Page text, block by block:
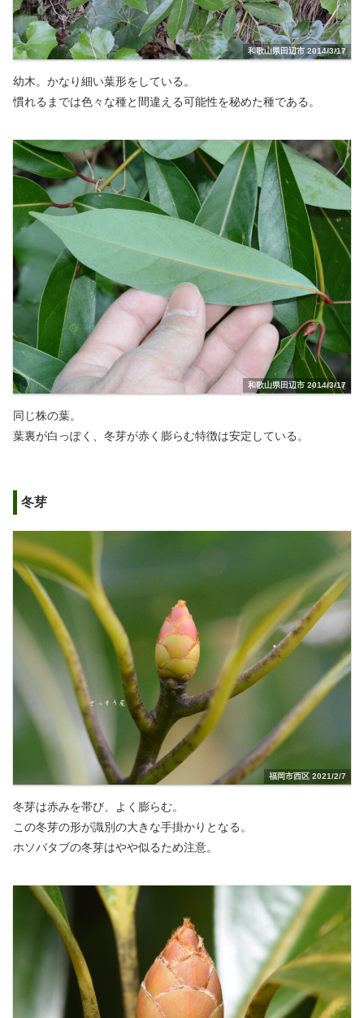
和歌山県田辺市 2014/3/17
幼木。かなり細い葉形をしている。
慣れるまでは色々な種と間違える可能性を秘めた種である。
和歌山県田辺市 2014/3/17
同じ株の葉。
葉裏が白っぽく、冬芽が赤く膨らむ特徴は安定している。
冬芽
福岡市西区 2021/2/7
冬芽は赤みを帯び、よく膨らむ。
この冬芽の形が識別の大きな手掛かりとなる。
ホソバタブの冬芽はやや似るため注意。